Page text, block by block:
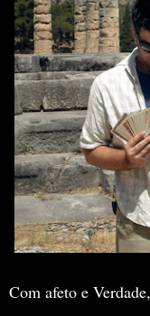
Com afeto e Verdade,